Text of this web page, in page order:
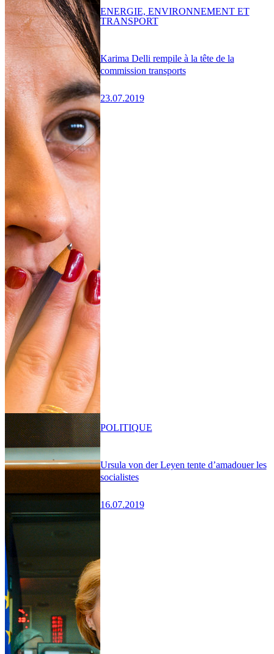
Karima Delli rempile à la tête de la
commission transports
23.07.2019
ENERGIE, ENVIRONNEMENT ET
TRANSPORT
Ursula von der Leyen tente d’amadouer les
socialistes
16.07.2019
POLITIQUE